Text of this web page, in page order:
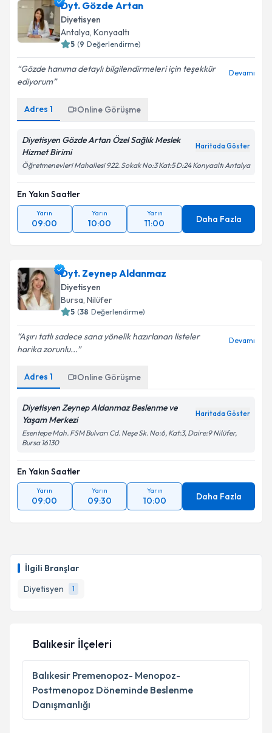
İlgili Branşlar
Diyetisyen
1
Dyt. Gözde Artan
Diyetisyen
Antalya, Konyaaltı
5 (9 Değerlendirme)
Gözde hanıma detaylı bilgilendirmeleri için teşekkür
ediyorum
Devamı
Adres 1 Online Görüşme
Diyetisyen Gözde Artan Özel Sağlık Meslek
Hizmet Birimi
Haritada Göster
Öğretmenevleri Mahallesi 922. Sokak No:3 Kat:5 D:24 Konyaaltı Antalya
En Yakın Saatler
Yarın
09:00
Yarın
10:00
Yarın
11:00 Daha Fazla
Dyt. Zeynep Aldanmaz
Diyetisyen
Bursa, Nilüfer
5 (38 Değerlendirme)
Aşırı tatlı sadece sana yönelik hazırlanan listeler
harika zorunlu...
Devamı
Adres 1 Online Görüşme
Diyetisyen Zeynep Aldanmaz Beslenme ve
Yaşam Merkezi
Haritada Göster
Esentepe Mah. FSM Bulvarı Cd. Neşe Sk. No:6, Kat:3, Daire:9 Nilüfer,
Bursa 16130
En Yakın Saatler
Yarın
09:00
Yarın
09:30
Yarın
10:00 Daha Fazla
Balıkesir İlçeleri
Balıkesir Premenopoz- Menopoz-
Postmenopoz Döneminde Beslenme
Danışmanlığı